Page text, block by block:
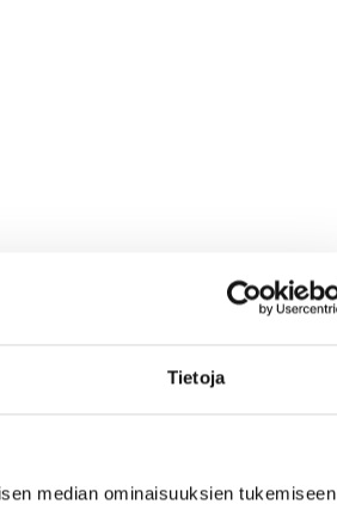
Tietoja
median ominaisuuksien tukemiseen